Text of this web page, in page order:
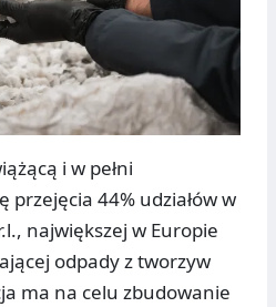
i w pełni
44% udziałów w
największej w Europie
odpady z tworzyw
ma na celu zbudowanie